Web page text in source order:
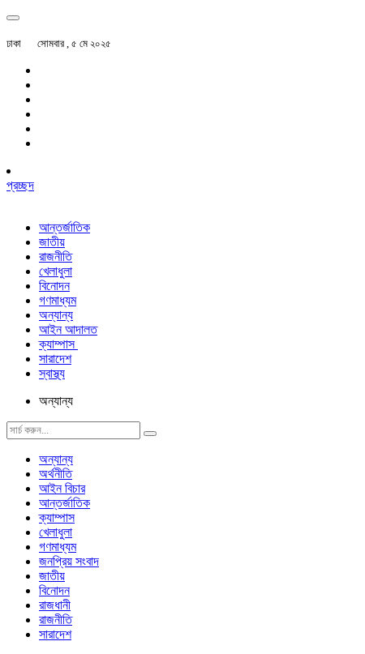
ঢাকা সোমবার , ৫ মে ২০২৫
প্রচ্ছদ
আন্তর্জাতিক
জাতীয়
রাজনীতি
খেলাধুলা
বিনোদন
গণমাধ্যম
অন্যান্য
আইন আদালত
ক্যাম্পাস
সারাদেশ
স্বাস্থ্য
অন্যান্য
অন্যান্য
অর্থনীতি
আইন বিচার
আন্তর্জাতিক
ক্যাম্পাস
খেলাধুলা
গণমাধ্যম
জনপ্রিয় সংবাদ
জাতীয়
বিনোদন
রাজধানী
রাজনীতি
সারাদেশ